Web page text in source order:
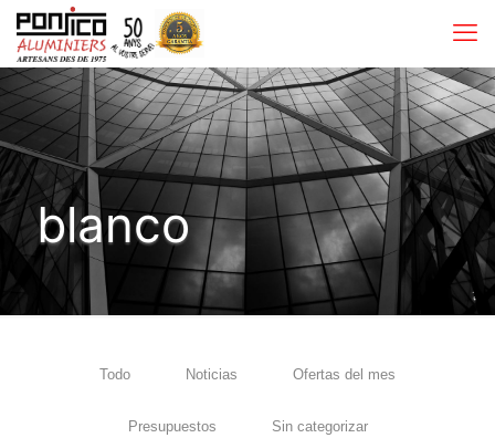
blanco
Todo Noticias Ofertas del mes
Presupuestos Sin categorizar